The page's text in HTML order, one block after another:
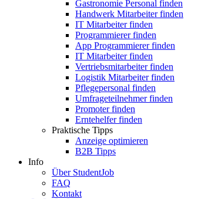
Gastronomie Personal finden
Handwerk Mitarbeiter finden
IT Mitarbeiter finden
Programmierer finden
App Programmierer finden
IT Mitarbeiter finden
Vertriebsmitarbeiter finden
Logistik Mitarbeiter finden
Pflegepersonal finden
Umfrageteilnehmer finden
Promoter finden
Erntehelfer finden
Praktische Tipps
Anzeige optimieren
B2B Tipps
Info
Über StudentJob
FAQ
Kontakt